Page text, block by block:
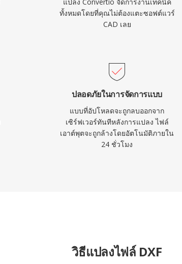
ทั้งหมดโดยที่คุณไม่ต้องแตะซอฟต์แวร์
CAD เลย
ปลอดภัยในการจัดการแบบ
แบบที่อัปโหลดจะถูกลบออกจาก
เซิร์ฟเวอร์ทันทีหลังการแปลง ไฟล์
เอาต์พุตจะถูกล้างโดยอัตโนมัติภายใน
24 ชั่วโมง
วิธีแปลงไฟล์ DXF